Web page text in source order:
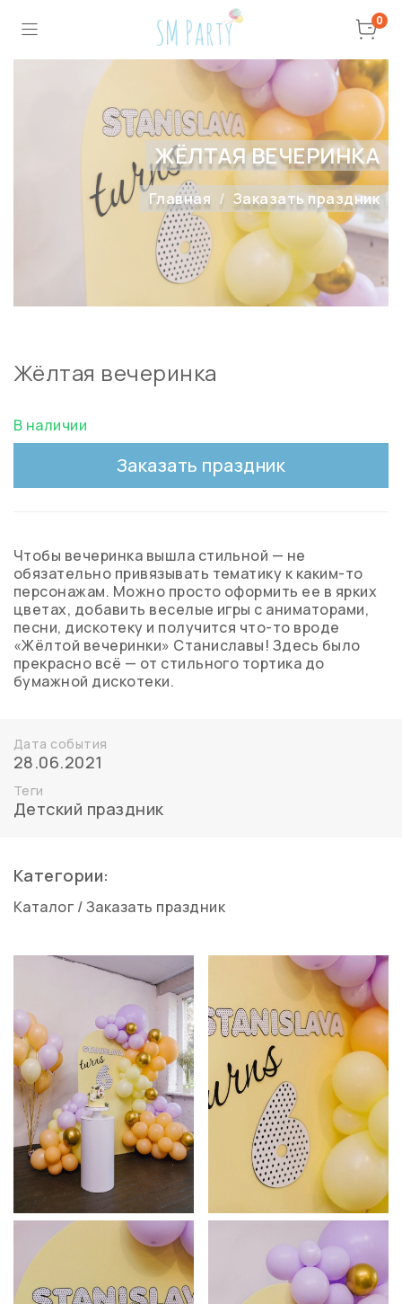
0
ЖЁЛТАЯ ВЕЧЕРИНКА
Главная Заказать праздник
Жёлтая вечеринка
В наличии
Заказать праздник
Чтобы вечеринка вышла стильной — не
обязательно привязывать тематику к каким-то
персонажам. Можно просто оформить ее в ярких
цветах, добавить веселые игры с аниматорами,
песни, дискотеку и получится что-то вроде
«Жёлтой вечеринки» Станиславы! Здесь было
прекрасно всё — от стильного тортика до
бумажной дискотеки.
Дата события
28.06.2021
Теги
Детский праздник
Категории:
Каталог /Заказать праздник